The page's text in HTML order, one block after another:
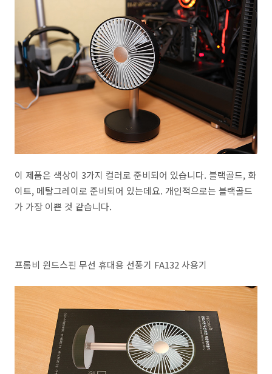
이 제품은 색상이 3가지 컬러로 준비되어 있습니다. 블랙골드, 화
이트, 메탈그레이로 준비되어 있는데요. 개인적으로는 블랙골드
가 가장 이쁜 것 같습니다.
프롬비 윈드스핀 무선 휴대용 선풍기 FA132 사용기